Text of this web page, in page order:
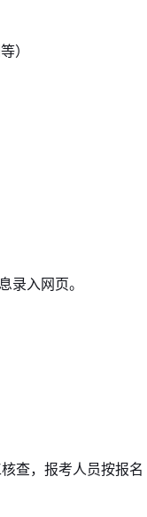
）
录入网页。
查，报考人员按报名